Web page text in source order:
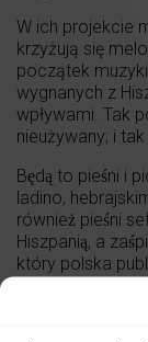
W ich projekcie
krzyżują się
początek
wygnanych z
wpływami. Tak
nieużywany; i
Będą to pieśni i
ladino,
również pieśni
Hiszpanią, a
który polska